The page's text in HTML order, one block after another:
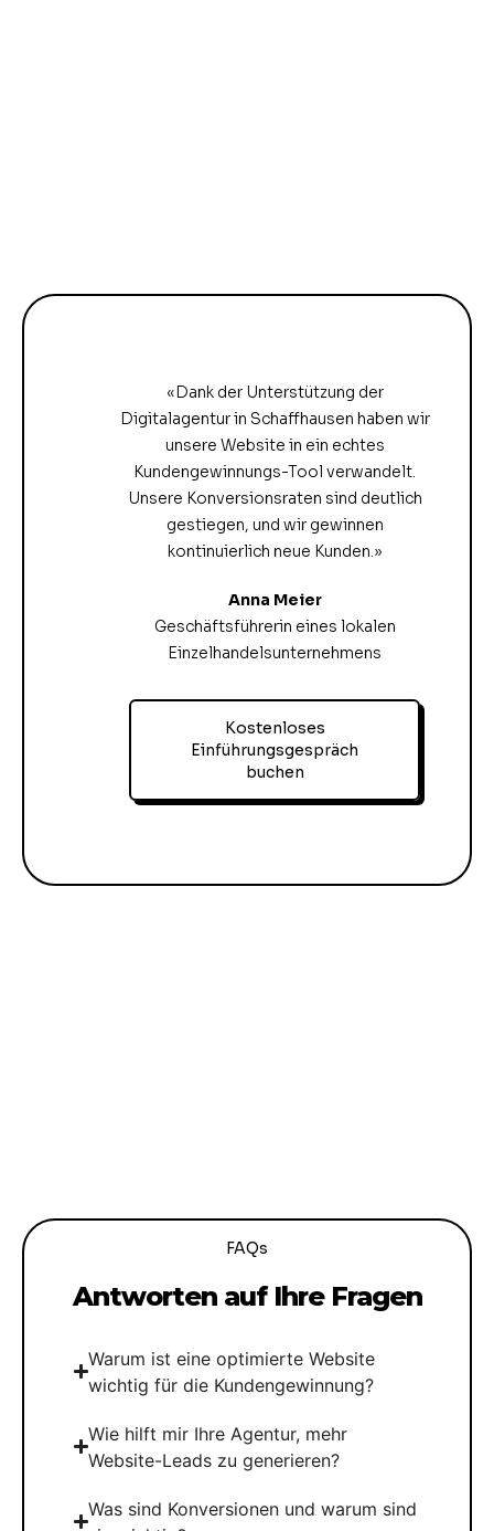
«Dank der Unterstützung der
Digitalagentur in Schaffhausen haben wir
unsere Website in ein echtes
Kundengewinnungs-Tool verwandelt.
Unsere Konversionsraten sind deutlich
gestiegen, und wir gewinnen
kontinuierlich neue Kunden.»
Anna Meier
Geschäftsführerin eines lokalen
Einzelhandelsunternehmens
Kostenloses
Einführungsgespräch
buchen
FAQs
Antworten auf Ihre Fragen
Warum ist eine optimierte Website
wichtig für die Kundengewinnung?
Wie hilft mir Ihre Agentur, mehr
Website-Leads zu generieren?
Was sind Konversionen und warum sind